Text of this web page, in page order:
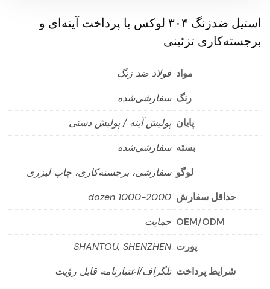
استیل ضدزنگ ۳۰۴ لوکس با پرداخت آینه‌ای و
برجسته‌کاری تزئینی
مواد فولاد ضد زنگ
رنگ سفارشی‌شده
پایان پولیش آینه / پولیش دستی
بسته سفارشی‌شده
لوگو سفارشی، برجسته‌کاری، چاپ لیزری
حداقل سفارش 1000-2000 dozen
OEM/ODM حمایت
پورت SHANTOU, SHENZHEN
شرایط پرداخت تلگراف/اعتبارنامه قابل رؤیت